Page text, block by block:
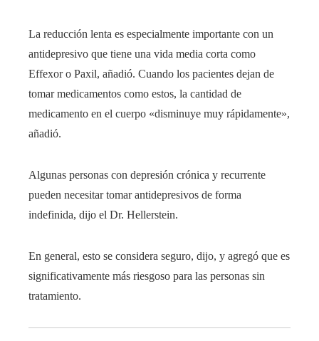
La reducción lenta es especialmente importante con un
antidepresivo que tiene una vida media corta como
Effexor o Paxil, añadió. Cuando los pacientes dejan de
tomar medicamentos como estos, la cantidad de
medicamento en el cuerpo «disminuye muy rápidamente»,
añadió.
Algunas personas con depresión crónica y recurrente
pueden necesitar tomar antidepresivos de forma
indefinida, dijo el Dr. Hellerstein.
En general, esto se considera seguro, dijo, y agregó que es
significativamente más riesgoso para las personas sin
tratamiento.